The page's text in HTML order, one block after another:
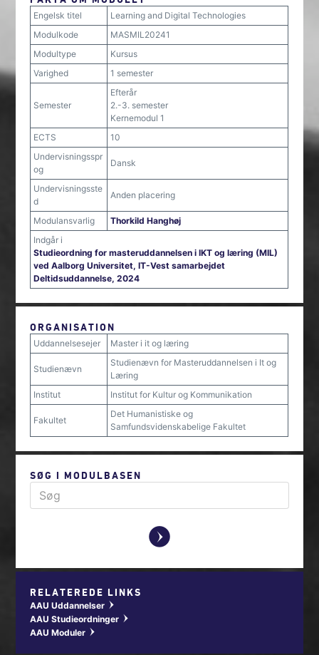
Engelsk titel
Learning and Digital Technologies
Modulkode
MASMIL20241
Modultype
Kursus
Varighed
1 semester
Semester
Efterår
2.-3. semester
Kernemodul 1
ECTS
10
Undervisningsspr
og
Dansk
Undervisningsste
d
Anden placering
Modulansvarlig
Thorkild Hanghøj
Indgår i
Studieordning for masteruddannelsen i IKT og læring (MIL)
ved Aalborg Universitet, IT-Vest samarbejdet
Deltidsuddannelse, 2024
ORGANISATION
Uddannelsesejer Master i it og læring
Studienævn
Studienævn for Masteruddannelsen i It og
Læring
Institut
Institut for Kultur og Kommunikation
Fakultet
Det Humanistiske og
Samfundsvidenskabelige Fakultet
SØG I MODULBASEN
y
RELATEREDE LINKS
AAU Uddannelser w
AAU Studieordninger w
AAU Moduler w